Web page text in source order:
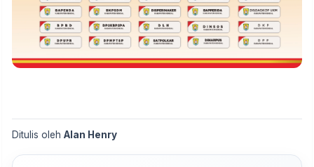
Ditulis oleh Alan Henry